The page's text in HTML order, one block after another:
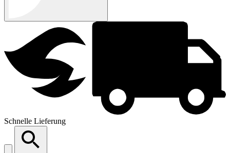
Schnelle Lieferung